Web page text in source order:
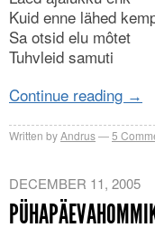
Kuid enne lähed
Sa otsid elu môtet
Tuhvleid samuti
Continue reading →
Written byAndrus 5
DECEMBER 11, 2005